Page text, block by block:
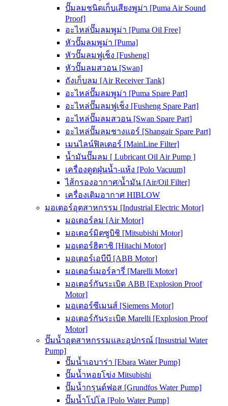
ปั๊มลมชนิดเก็บเสียงพูม่า [Puma Air Sound
Proof]
อะไหล่ปั๊มลมพูม่า [Puma Oil Free]
หัวปั๊มลมพูม่า [Puma]
หัวปั๊มลมฟูเช็ง [Fusheng]
หัวปั๊มลมสวอน [Swan]
ถังเก็บลม [Air Receiver Tank]
อะไหล่ปั๊มลมพูม่า [Puma Spare Part]
อะไหล่ปั๊มลมฟูเช็ง [Fusheng Spare Part]
อะไหล่ปั๊มลมสวอน [Swan Spare Part]
อะไหล่ปั๊มลมชางแอร์ [Shangair Spare Part]
เมนไลน์ฟิลเตอร์ [MainLine Filter]
น้ำมันปั๊มลม [ Lubricant Oil Air Pump ]
เครื่องดูดฝุ่นน้ำ-แห้ง [Polo Vacuum]
ไส้กรองอากาศ/น้ำมัน [Air/Oil Filter]
เครื่องเติมอากาศ HIBLOW
มอเตอร์อุตสาหกรรม [Industrial Electric Motor]
มอเตอร์ลม [Air Motor]
มอเตอร์มิตซูบิชิ [Mitsubishi Motor]
มอเตอร์ฮิตาชิ [Hitachi Motor]
มอเตอร์เอบีบี [ABB Motor]
มอเตอร์เมอร์ลารี่ [Marelli Motor]
มอเตอร์กันระเบิด ABB [Explosion Proof
Motor]
มอเตอร์ซีเมนส์ [Siemens Motor]
มอเตอร์กันระเบิด Marelli [Explosion Proof
Motor]
ปั๊มน้ำอุตสาหกรรมและอุปกรณ์ [Insustrial Water
Pump]
ปั๊มน้ำเอบาร่า [Ebara Water Pump]
ปั๊มน้ำหอยโข่ง Mitsubishi
ปั๊มน้ำกรุนด์ฟอส [Grundfos Water Pump]
ปั๊มน้ำโปโล [Polo Water Pump]